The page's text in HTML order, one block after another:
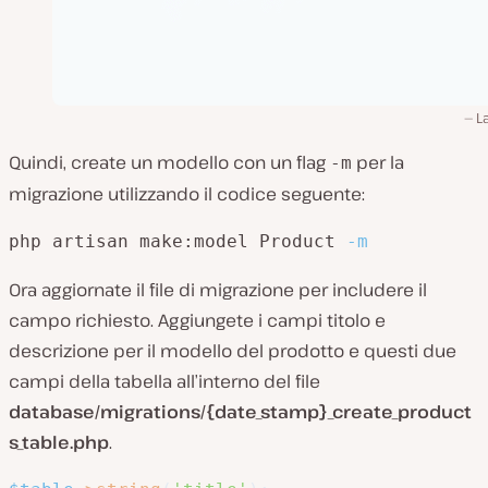
Quindi, create un modello con un flag -m per la
migrazione utilizzando il codice seguente:
php artisan make:model Product -m
Ora aggiornate il file di migrazione per includere il
campo richiesto. Aggiungete i campi titolo e
descrizione per il modello del prodotto e questi due
campi della tabella all’interno del file
database/migrations/{date_stamp}_create_product
s_table.php.